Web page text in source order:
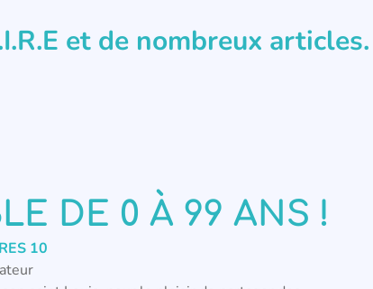
et de nombreux articles.
DE 0 À 99 ANS !
10